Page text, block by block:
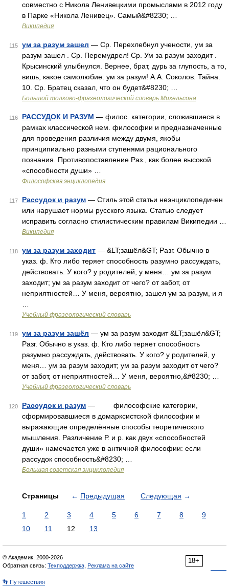
совместно с Никола Ленивецкими промыслами в 2012 году
в Парке «Никола Ленивец». Самый&#8230; …
Википедия
115 ум за разум зашел — Ср. Перехлебнул учености, ум за
разум зашел . Ср. Перемудрел! Ср. Ум за разум заходит .
Крысинский улыбнулся. Вернее, брат, дурь за глупость, а то,
вишь, какое самолюбие: ум за разум! А.А. Соколов. Тайна.
10. Ср. Братец сказал, что он будет&#8230; …
Большой толково-фразеологический словарь Михельсона
116 РАССУДОК И РАЗУМ — филос. категории, сложившиеся в
рамках классической нем. философии и предназначенные
для проведения различия между двумя, якобы
принципиально разными ступенями рационального
познания. Противопоставление Раз., как более высокой
«способности души» …
Философская энциклопедия
117 Рассудок и разум — Стиль этой статьи неэнциклопедичен
или нарушает нормы русского языка. Статью следует
исправить согласно стилистическим правилам Википедии …
Википедия
118 ум за разум заходит — &LT;зашёл&GT; Разг. Обычно в
указ. ф. Кто либо теряет способность разумно рассуждать,
действовать. У кого? у родителей, у меня… ум за разум
заходит; ум за разум заходит от чего? от забот, от
неприятностей… У меня, вероятно, зашел ум за разум, и я
Учебный фразеологический словарь
119 ум за разум зашёл — ум за разум заходит &LT;зашёл&GT;
Разг. Обычно в указ. ф. Кто либо теряет способность
разумно рассуждать, действовать. У кого? у родителей, у
меня… ум за разум заходит; ум за разум заходит от чего?
от забот, от неприятностей… У меня, вероятно,&#8230; …
Учебный фразеологический словарь
120 Рассудок и разум — философские категории,
сформировавшиеся в домарксистской философии и
выражающие определённые способы теоретического
мышления. Различение Р. и р. как двух «способностей
души» намечается уже в античной философии: если
рассудок способность&#8230; …
Большая советская энциклопедия
Страницы ← Предыдущая Следующая →
1 2 3 4 5 6 7 8
9
10
11 12 13
18+
© Академик, 2000-2026
Обратная связь: Техподдержка Реклама на сайте
👣 Путешествия